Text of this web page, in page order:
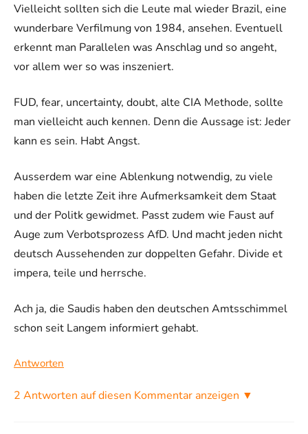
Vielleicht sollten sich die Leute mal wieder Brazil, eine
wunderbare Verfilmung von 1984, ansehen. Eventuell
erkennt man Parallelen was Anschlag und so angeht,
vor allem wer so was inszeniert.
FUD, fear, uncertainty, doubt, alte CIA Methode, sollte
man vielleicht auch kennen. Denn die Aussage ist: Jeder
kann es sein. Habt Angst.
Ausserdem war eine Ablenkung notwendig, zu viele
haben die letzte Zeit ihre Aufmerksamkeit dem Staat
und der Politk gewidmet. Passt zudem wie Faust auf
Auge zum Verbotsprozess AfD. Und macht jeden nicht
deutsch Aussehenden zur doppelten Gefahr. Divide et
impera, teile und herrsche.
Ach ja, die Saudis haben den deutschen Amtsschimmel
schon seit Langem informiert gehabt.
Antworten
2 Antworten auf diesen Kommentar anzeigen ▼